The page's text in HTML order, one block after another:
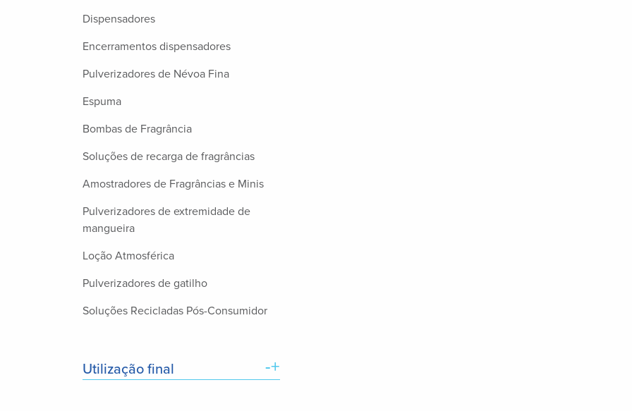
Dispensadores
Encerramentos dispensadores
Pulverizadores de Névoa Fina
Espuma
Bombas de Fragrância
Soluções de recarga de fragrâncias
Amostradores de Fragrâncias e Minis
Pulverizadores de extremidade de
mangueira
Loção Atmosférica
Pulverizadores de gatilho
Soluções Recicladas Pós-Consumidor
Utilização final -+